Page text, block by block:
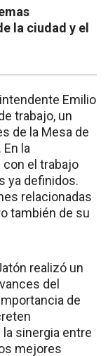
la ciudad y el
Emilio
trabajo, un
de la Mesa de
la
el trabajo
ya definidos.
relacionadas
también de su
realizó un
del
de
sinergia entre
mejores